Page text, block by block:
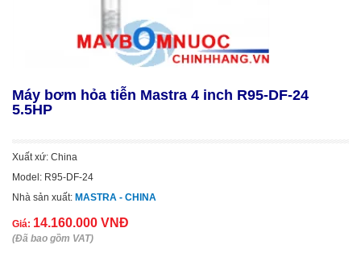
Máy bơm hỏa tiễn Mastra 4 inch R95-DF-24
5.5HP
Xuất xứ: China
Model: R95-DF-24
Nhà sản xuất: MASTRA - CHINA
Giá: 14.160.000 VNĐ
(Đã bao gồm VAT)